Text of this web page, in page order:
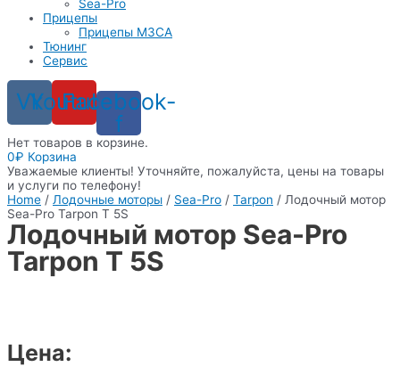
Sea-Pro
Прицепы
Прицепы МЗСА
Тюнинг
Сервис
VkYoutube
Facebook-
f
Нет товаров в корзине.
0₽ Корзина
Уважаемые клиенты! Уточняйте, пожалуйста, цены на товары
и услуги по телефону!
Home / Лодочные моторы / Sea-Pro / Tarpon / Лодочный мотор
Sea-Pro Tarpon T 5S
Лодочный мотор Sea-Pro
Tarpon T 5S
Цена: